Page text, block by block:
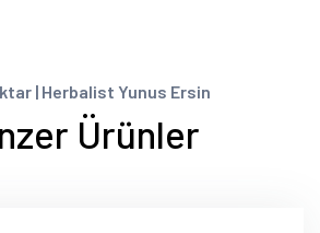
| Herbalist Yunus Ersin
Ürünler